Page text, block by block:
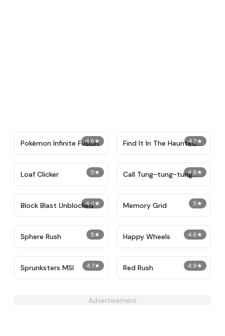
4.6★
Pokémon Infinite Fusion 4.3★
Find It In The Haunted
Mansion
5★
Loaf Clicker 4.8★
Call Tung-tung-tung
Sahur
4.4★
Block Blast Unblocked 5★
Memory Grid
5★
Sphere Rush 4.6★
Happy Wheels
4.7★
Sprunksters MSI 4.9★
Red Rush
Advertisement